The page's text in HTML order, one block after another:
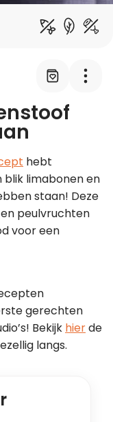
Leer koken als een chef
Kooktips & blogs
hebt
blik limabonen en
staan! Deze
peulvruchten
voor een
gerechten
Bekijk hier de
langs.